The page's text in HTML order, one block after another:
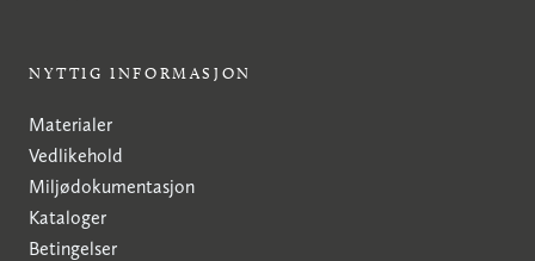
NYTTIG INFORMASJON
Materialer
Vedlikehold
Miljødokumentasjon
Kataloger
Betingelser